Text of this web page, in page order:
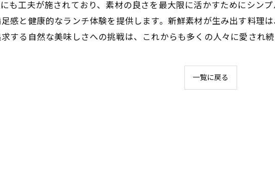
も工夫が施されており、素材の良さを最大限に活かすためにシン
感と健康的なランチ体験を提供します。新鮮素材が生み出す料理
する自然な美味しさへの挑戦は、これからも多くの人々に愛され続
一覧に戻る